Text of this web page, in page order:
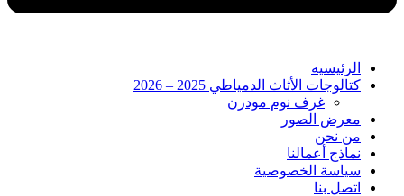
الرئيسيه
كتالوجات الأثاث الدمياطي 2025 – 2026
غرف نوم مودرن
معرض الصور
من نحن
نماذج أعمالنا
سياسة الخصوصية
اتصل بنا